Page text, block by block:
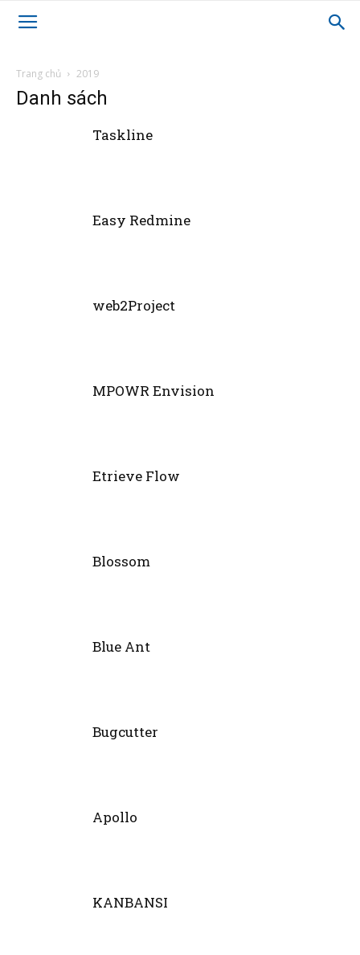
Trang chủ 2019
Danh sách
Taskline
Easy Redmine
web2Project
MPOWR Envision
Etrieve Flow
Blossom
Blue Ant
Bugcutter
Apollo
KANBANSI